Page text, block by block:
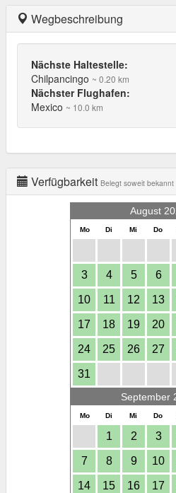
Wegbeschreibung
Nächste Haltestelle:
Chilpancingo ~ 0.20 km
Nächster Flughafen:
Mexico ~ 10.0 km
Verfügbarkeit Belegt soweit bekannt
August
Mo Di Mi Do
3 4 5 6
10 11 12 13
17 18 19 20
24 25 26 27
31
September
Mo Di Mi Do
1 2 3
7 8 9 10
14 15 16 17